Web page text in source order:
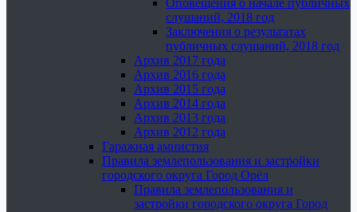
Оповещения о начале публичных
слушаний, 2018 год
Заключения о результатах
публичных слушаний, 2018 год
Архив 2017 года
Архив 2016 года
Архив 2015 года
Архив 2014 года
Архив 2013 года
Архив 2012 года
Гаражная амнистия
Правила землепользования и застройки
городского округа Город Орёл
Правила землепользования и
застройки городского округа Город